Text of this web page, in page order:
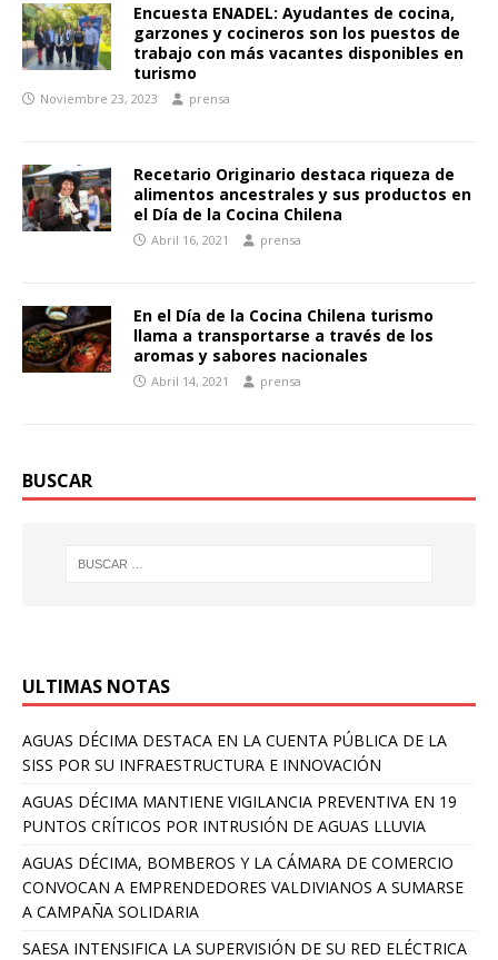
Encuesta ENADEL: Ayudantes de cocina,
garzones y cocineros son los puestos de
trabajo con más vacantes disponibles en
turismo
Noviembre 23, 2023 prensa
Recetario Originario destaca riqueza de
alimentos ancestrales y sus productos en
el Día de la Cocina Chilena
Abril 16, 2021 prensa
En el Día de la Cocina Chilena turismo
llama a transportarse a través de los
aromas y sabores nacionales
Abril 14, 2021 prensa
BUSCAR
ULTIMAS NOTAS
AGUAS DÉCIMA DESTACA EN LA CUENTA PÚBLICA DE LA
SISS POR SU INFRAESTRUCTURA E INNOVACIÓN
AGUAS DÉCIMA MANTIENE VIGILANCIA PREVENTIVA EN 19
PUNTOS CRÍTICOS POR INTRUSIÓN DE AGUAS LLUVIA
AGUAS DÉCIMA, BOMBEROS Y LA CÁMARA DE COMERCIO
CONVOCAN A EMPRENDEDORES VALDIVIANOS A SUMARSE
A CAMPAÑA SOLIDARIA
SAESA INTENSIFICA LA SUPERVISIÓN DE SU RED ELÉCTRICA